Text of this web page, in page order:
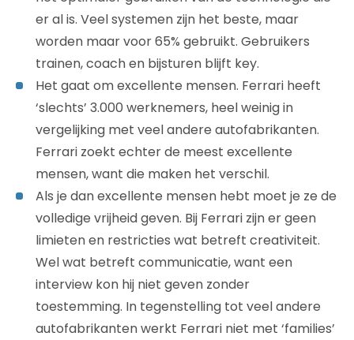
er al is. Veel systemen zijn het beste, maar
worden maar voor 65% gebruikt. Gebruikers
trainen, coach en bijsturen blijft key.
Het gaat om excellente mensen. Ferrari heeft
‘slechts’ 3.000 werknemers, heel weinig in
vergelijking met veel andere autofabrikanten.
Ferrari zoekt echter de meest excellente
mensen, want die maken het verschil.
Als je dan excellente mensen hebt moet je ze de
volledige vrijheid geven. Bij Ferrari zijn er geen
limieten en restricties wat betreft creativiteit.
Wel wat betreft communicatie, want een
interview kon hij niet geven zonder
toestemming. In tegenstelling tot veel andere
autofabrikanten werkt Ferrari niet met ‘families’